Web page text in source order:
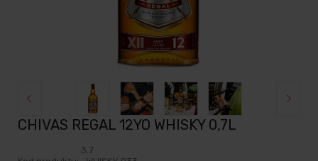
CHIVAS REGAL 12YO WHISKY 0,7L
3.7